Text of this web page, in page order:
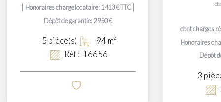
| Honoraires charge locataire: 1 413 € TTC |
Dépôt de garantie: 2 950 €
5 pièce(s) 94 m²
Réf : 16656
dont charges
Honoraires
Dépôt
3